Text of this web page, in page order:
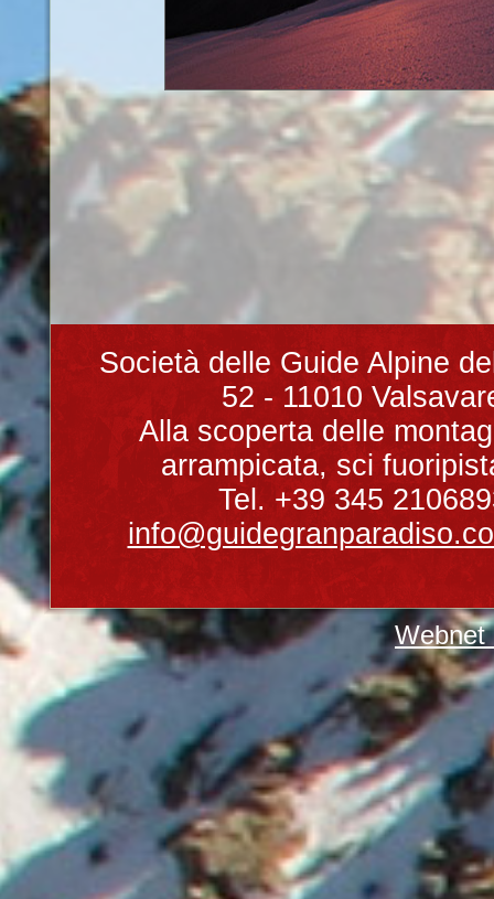
Società delle Guide Alpine
52 - 11010
Alla scoperta delle
arrampicata, sci
Tel. +39 345
Webnet